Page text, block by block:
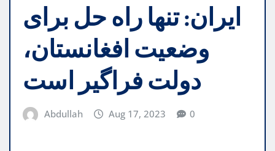
ایران: تنها راه حل برای
وضعیت افغانستان،
دولت فراگیر است
Abdullah Aug 17, 2023 0